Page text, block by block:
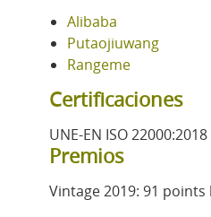
Alibaba
Putaojiuwang
Rangeme
Certificaciones
UNE-EN ISO 22000:2018
Premios
Vintage 2019: 91